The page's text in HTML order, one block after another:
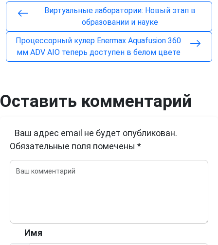
Виртуальные лаборатории: Новый этап в
образовании и науке
Процессорный кулер Enermax Aquafusion 360
мм ADV AIO теперь доступен в белом цвете
Оставить комментарий
Ваш адрес email не будет опубликован.
Обязательные поля помечены *
Имя